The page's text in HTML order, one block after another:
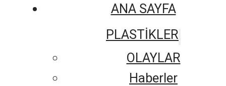
ANA SAYFA
PLASTİKLER
OLAYLAR
Haberler